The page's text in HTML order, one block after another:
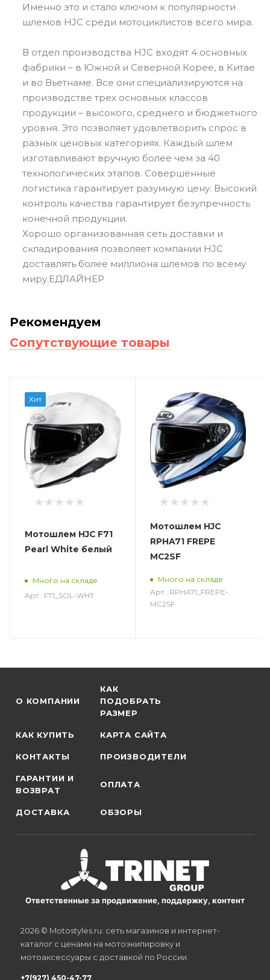
Именно это и стало ключом к популярности
шлемов HJC среди мотоциклистов всего мира.
В отдел производства HJC входят 4 основных
фабрики – в Южной и Северной Корее, в Китае
и во Вьетнаме. Все они специализируются на
производстве трех основных классов
продукции – высокого, среднего и бюджетного
уровня. Это позволяет удовлетворить спрос в
разных ценовых категориях. Каждый шлем
изготавливают вручную более чем за 40
технологических этапов. Совершенные
логистика гарантирует разумную цену. Высокий
контроль качества гарантирует безупречность
конечной продукции.
Хорошо организованная сеть доставки и
складирования позволяет компании HJC
доставлять более миллиона шлемов по всему
миру.ЕДЛАЙНЕР
Рекомендуем
Сопутствующие товары
Хит
Мотошлем HJC F71
Pearl White белый
Много на складе
Арт.: F71_SOL-WHT
Мотошлем HJC
RPHA71 FREPE
MC2SF
Много на складе
Арт.: RPHA71_FREPE-
MC2SF
О КОМПАНИИ
КАК
ПОДОБРАТЬ
РАЗМЕР
КАК КУПИТЬ КАРТА САЙТА
КОНТАКТЫ ПРОИЗВОДИТЕЛИ
ГАРАНТИИ И
ВОЗВРАТ
ОПЛАТА
ДОСТАВКА ОБЗОРЫ
Ответственные за продвижение, поддержку, контент
2026 © Motostyles.ru: сеть магазинов и интернет-
каталог с ценами на мотоэкипировку и
мотоаксессуары с доставкой по России.
+7(927) 450-47-77